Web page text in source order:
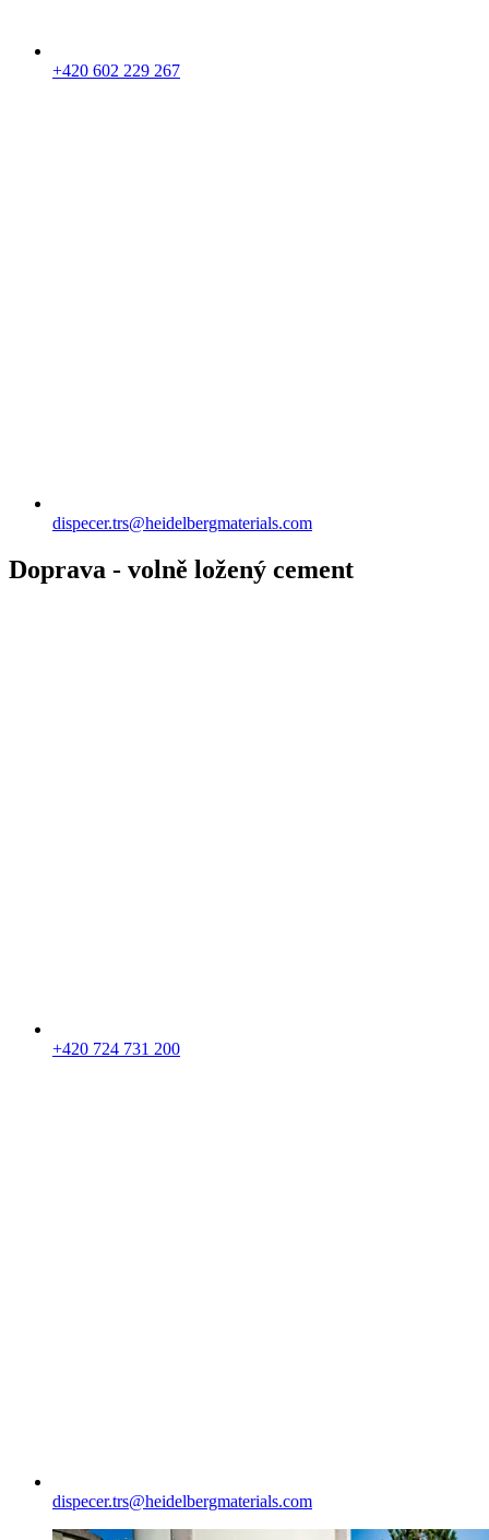
+420 602 229 267
dispecer.trs​@heidelbergmaterials.com
Doprava - volně ložený cement
+420 724 731 200
dispecer.trs​@heidelbergmaterials.com